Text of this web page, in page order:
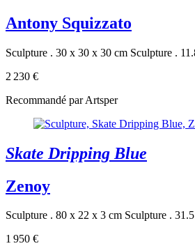
Antony Squizzato
Sculpture . 30 x 30 x 30 cm Sculpture .
2 230 €
Recommandé par Artsper
Skate Dripping Blue
Zenoy
Sculpture . 80 x 22 x 3 cm Sculpture .
1 950 €